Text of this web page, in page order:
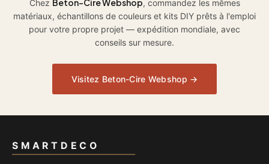
Chez Beton-Cire Webshop, commandez les mêmes
matériaux, échantillons de couleurs et kits DIY prêts à l'emploi
pour votre propre projet — expédition mondiale, avec
conseils sur mesure.
Visitez Beton-Cire Webshop →
SMARTDECO